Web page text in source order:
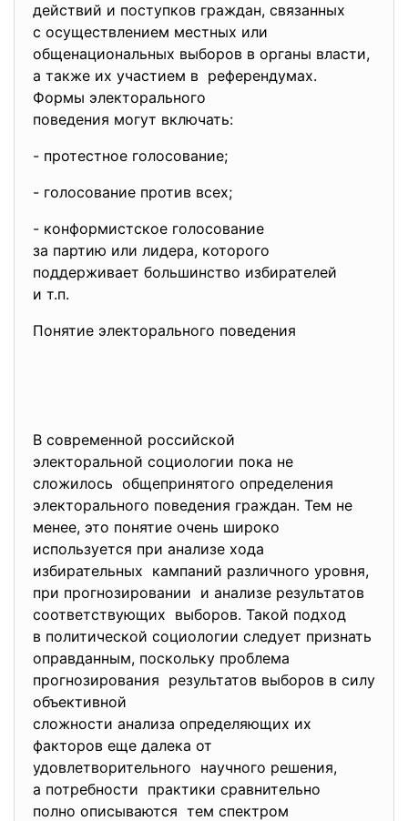
действий и поступков граждан, связанных
с осуществлением местных или
общенациональных выборов в органы власти,
а также их участием в референдумах.
Формы электорального
поведения могут включать:
- протестное голосование;
- голосование против всех;
- конформистское голосование
за партию или лидера, которого
поддерживает большинство избирателей
и т.п.
Понятие электорального поведения
В современной российской
электоральной социологии пока не
сложилось общепринятого определения
электорального поведения граждан. Тем не
менее, это понятие очень широко
используется при анализе хода
избирательных кампаний различного уровня,
при прогнозировании и анализе результатов
соответствующих выборов. Такой подход
в политической социологии следует признать
оправданным, поскольку проблема
прогнозирования результатов выборов в силу
объективной
сложности анализа определяющих их
факторов еще далека от
удовлетворительного научного решения,
а потребности практики сравнительно
полно описываются тем спектром